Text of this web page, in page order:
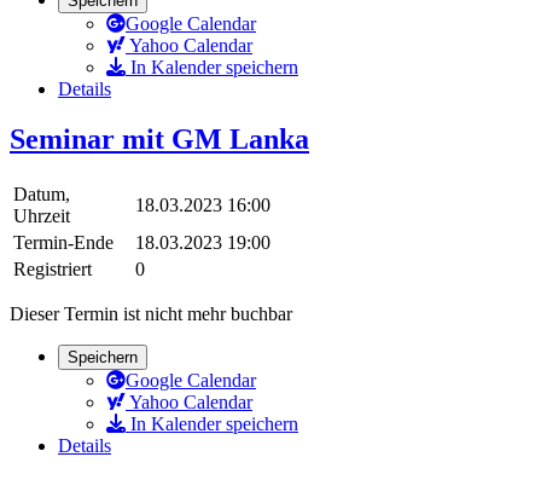
Google Calendar
Yahoo Calendar
In Kalender speichern
Details
Seminar mit GM Lanka
Datum,
Uhrzeit
18.03.2023 16:00
Termin-Ende
18.03.2023 19:00
Registriert
0
Dieser Termin ist nicht mehr buchbar
Speichern
Google Calendar
Yahoo Calendar
In Kalender speichern
Details